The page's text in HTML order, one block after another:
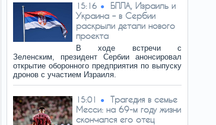
15:16
БПЛА, Израиль и
Украина – в Сербии
раскрыли детали нового
проекта
В ходе встречи с
Зеленским, президент Сербии анонсировал
открытие оборонного предприятия по выпуску
дронов с участием Израиля.
15:01
Трагедия в семье
Месси: на 69-м году жизни
скончался его отец